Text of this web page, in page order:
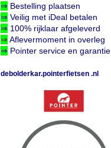
⇒ Bestelling plaatsen
⇒ Veilig met iDeal betalen
⇒ 100% rijklaar afgeleverd
⇒ Aflevermoment in overleg
⇒ Pointer service en garantie
debolderkar.pointerfietsen .nl